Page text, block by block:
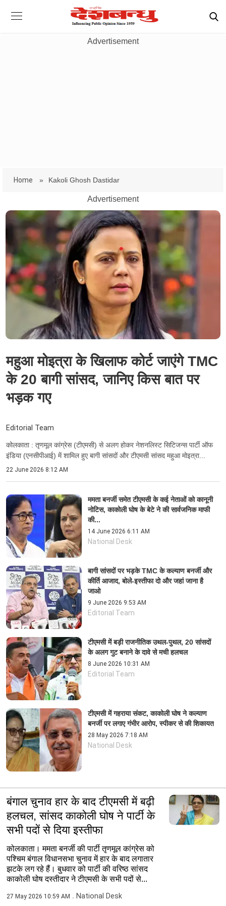
Advertisement
Home » Kakoli Ghosh Dastidar
Advertisement
महुआ मोइत्रा के खिलाफ कोर्ट जाएंगे TMC
के 20 बागी सांसद, जानिए किस बात पर
भड़क गए
Editorial Team
कोलकाता : तृणमूल कांग्रेस (टीएमसी) से अलग होकर नेशनलिस्ट सिटिजन्स पार्टी ऑफ
इंडिया (एनसीपीआई) में शामिल हुए बागी सांसदों और टीएमसी सांसद महुआ मोइत्रा...
22 June 2026 8:12 AM
ममता बनर्जी समेत टीएमसी के कई नेताओं को कानूनी
नोटिस, काकोली घोष के बेटे ने की सार्वजनिक माफी
की...
14 June 2026 6:11 AM
National Desk
बागी सांसदों पर भड़के TMC के कल्याण बनर्जी और
कीर्ति आजाद, बोले-इस्तीफा दो और जहां जाना है
जाओ
9 June 2026 9:53 AM
Editorial Team
टीएमसी में बड़ी राजनीतिक उथल-पुथल, 20 सांसदों
के अलग गुट बनाने के दावे से मची हलचल
8 June 2026 10:31 AM
Editorial Team
टीएमसी में गहराया संकट, काकोली घोष ने कल्याण
बनर्जी पर लगाए गंभीर आरोप, स्पीकर से की शिकायत
28 May 2026 7:18 AM
National Desk
बंगाल चुनाव हार के बाद टीएमसी में बढ़ी
हलचल, सांसद काकोली घोष ने पार्टी के
सभी पदों से दिया इस्तीफा
कोलकाता। ममता बनर्जी की पार्टी तृणमूल कांग्रेस को
पश्चिम बंगाल विधानसभा चुनाव में हार के बाद लगातार
झटके लग रहे हैं। बुधवार को पार्टी की वरिष्ठ सांसद
काकोली घोष दस्तीदार ने टीएमसी के सभी पदों से...
27 May 2026 10:59 AM National Desk